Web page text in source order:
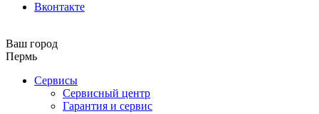
Вконтакте
Ваш город
Пермь
Сервисы
Сервисный центр
Гарантия и сервис